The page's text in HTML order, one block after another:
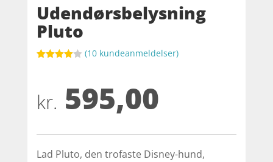
Udendørsbelysning
Pluto
på
kundebed
(10 kundeanmeldelser)
kr. 595,00
Lad Pluto, den trofaste Disney-hund,